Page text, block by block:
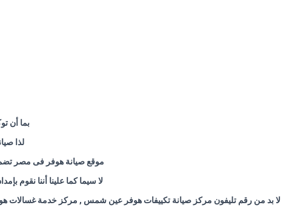
بما أن
لذا
موقع صيانة هوفر فى مصر تضمن
لا سيما كما علينا أننا نقوم
لا بد من رقم تليفون مركز صيانة تكييفات هوفر عين شمس , مركز خدمة